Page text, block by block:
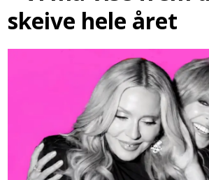
skeive hele året